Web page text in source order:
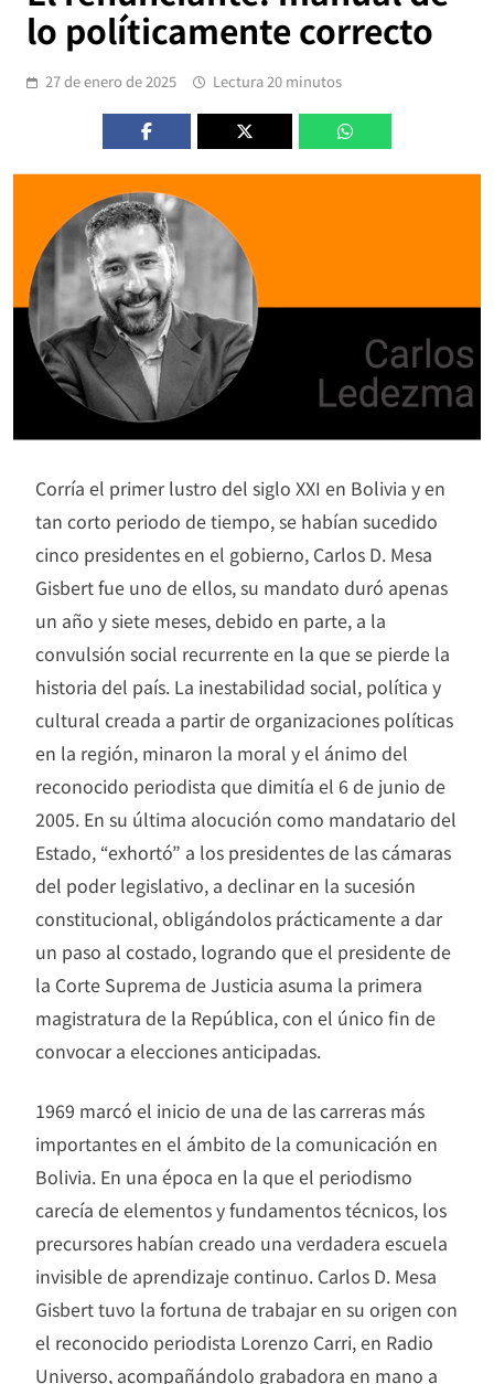
lo políticamente correcto
27 de enero de 2025 Lectura 20 minutos
Corría el primer lustro del siglo XXI en Bolivia y en
tan corto periodo de tiempo, se habían sucedido
cinco presidentes en el gobierno, Carlos D. Mesa
Gisbert fue uno de ellos, su mandato duró apenas
un año y siete meses, debido en parte, a la
convulsión social recurrente en la que se pierde la
historia del país. La inestabilidad social, política y
cultural creada a partir de organizaciones políticas
en la región, minaron la moral y el ánimo del
reconocido periodista que dimitía el 6 de junio de
2005. En su última alocución como mandatario del
Estado, “exhortó” a los presidentes de las cámaras
del poder legislativo, a declinar en la sucesión
constitucional, obligándolos prácticamente a dar
un paso al costado, logrando que el presidente de
la Corte Suprema de Justicia asuma la primera
magistratura de la República, con el único fin de
convocar a elecciones anticipadas.
1969 marcó el inicio de una de las carreras más
importantes en el ámbito de la comunicación en
Bolivia. En una época en la que el periodismo
carecía de elementos y fundamentos técnicos, los
precursores habían creado una verdadera escuela
invisible de aprendizaje continuo. Carlos D. Mesa
Gisbert tuvo la fortuna de trabajar en su origen con
el reconocido periodista Lorenzo Carri, en Radio
Universo, acompañándolo grabadora en mano a